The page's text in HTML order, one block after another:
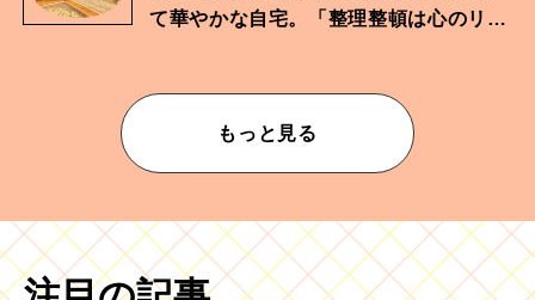
て華やかな自宅。「整理整頓は心のリズ
もっと見る